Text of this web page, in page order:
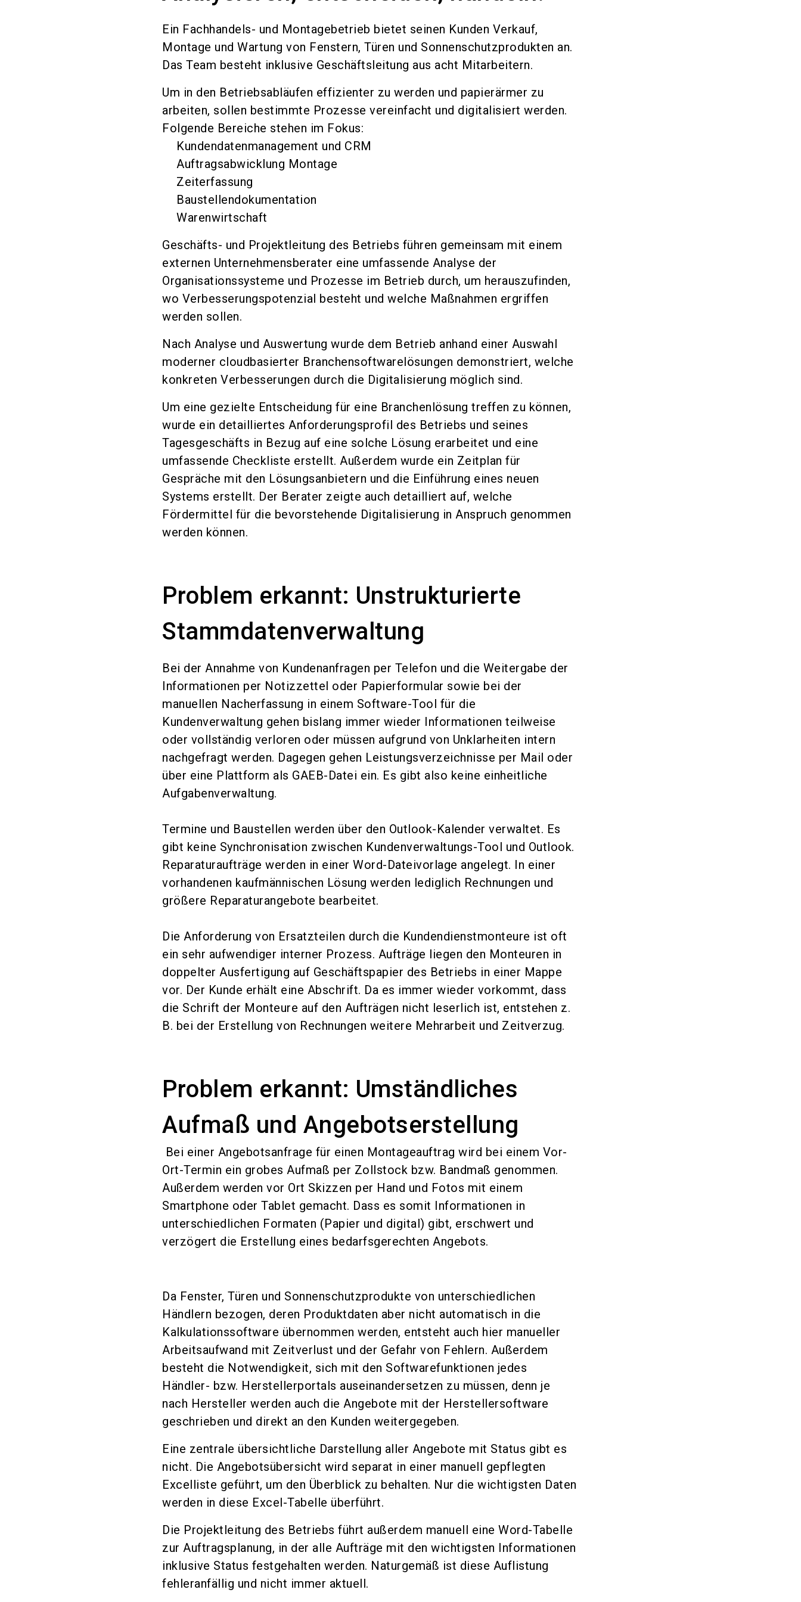
Ein Fachhandels- und Montagebetrieb bietet seinen Kunden Verkauf,
Montage und Wartung von Fenstern, Türen und Sonnenschutzprodukten an.
Das Team besteht inklusive Geschäftsleitung aus acht Mitarbeitern.
Um in den Betriebsabläufen effizienter zu werden und papierärmer zu
arbeiten, sollen bestimmte Prozesse vereinfacht und digitalisiert werden.
Folgende Bereiche stehen im Fokus:
Kundendatenmanagement und CRM
Auftragsabwicklung Montage
Zeiterfassung
Baustellendokumentation
Warenwirtschaft
Geschäfts- und Projektleitung des Betriebs führen gemeinsam mit einem
externen Unternehmensberater eine umfassende Analyse der
Organisationssysteme und Prozesse im Betrieb durch, um herauszufinden,
wo Verbesserungspotenzial besteht und welche Maßnahmen ergriffen
werden sollen.
Nach Analyse und Auswertung wurde dem Betrieb anhand einer Auswahl
moderner cloudbasierter Branchensoftwarelösungen demonstriert, welche
konkreten Verbesserungen durch die Digitalisierung möglich sind.
Um eine gezielte Entscheidung für eine Branchenlösung treffen zu können,
wurde ein detailliertes Anforderungsprofil des Betriebs und seines
Tagesgeschäfts in Bezug auf eine solche Lösung erarbeitet und eine
umfassende Checkliste erstellt. Außerdem wurde ein Zeitplan für
Gespräche mit den Lösungsanbietern und die Einführung eines neuen
Systems erstellt. Der Berater zeigte auch detailliert auf, welche
Fördermittel für die bevorstehende Digitalisierung in Anspruch genommen
werden können.
Problem erkannt: Unstrukturierte
Stammdatenverwaltung
Bei der Annahme von Kundenanfragen per Telefon und die Weitergabe der
Informationen per Notizzettel oder Papierformular sowie bei der
manuellen Nacherfassung in einem Software-Tool für die
Kundenverwaltung gehen bislang immer wieder Informationen teilweise
oder vollständig verloren oder müssen aufgrund von Unklarheiten intern
nachgefragt werden. Dagegen gehen Leistungsverzeichnisse per Mail oder
über eine Plattform als GAEB-Datei ein. Es gibt also keine einheitliche
Aufgabenverwaltung.
Termine und Baustellen werden über den Outlook-Kalender verwaltet. Es
gibt keine Synchronisation zwischen Kundenverwaltungs-Tool und Outlook.
Reparaturaufträge werden in einer Word-Dateivorlage angelegt. In einer
vorhandenen kaufmännischen Lösung werden lediglich Rechnungen und
größere Reparaturangebote bearbeitet.
Die Anforderung von Ersatzteilen durch die Kundendienstmonteure ist oft
ein sehr aufwendiger interner Prozess. Aufträge liegen den Monteuren in
doppelter Ausfertigung auf Geschäftspapier des Betriebs in einer Mappe
vor. Der Kunde erhält eine Abschrift. Da es immer wieder vorkommt, dass
die Schrift der Monteure auf den Aufträgen nicht leserlich ist, entstehen z.
B. bei der Erstellung von Rechnungen weitere Mehrarbeit und Zeitverzug.
Problem erkannt: Umständliches
Aufmaß und Angebotserstellung
Bei einer Angebotsanfrage für einen Montageauftrag wird bei einem Vor-
Ort-Termin ein grobes Aufmaß per Zollstock bzw. Bandmaß genommen.
Außerdem werden vor Ort Skizzen per Hand und Fotos mit einem
Smartphone oder Tablet gemacht. Dass es somit Informationen in
unterschiedlichen Formaten (Papier und digital) gibt, erschwert und
verzögert die Erstellung eines bedarfsgerechten Angebots.
Da Fenster, Türen und Sonnenschutzprodukte von unterschiedlichen
Händlern bezogen, deren Produktdaten aber nicht automatisch in die
Kalkulationssoftware übernommen werden, entsteht auch hier manueller
Arbeitsaufwand mit Zeitverlust und der Gefahr von Fehlern. Außerdem
besteht die Notwendigkeit, sich mit den Softwarefunktionen jedes
Händler- bzw. Herstellerportals auseinandersetzen zu müssen, denn je
nach Hersteller werden auch die Angebote mit der Herstellersoftware
geschrieben und direkt an den Kunden weitergegeben.
Eine zentrale übersichtliche Darstellung aller Angebote mit Status gibt es
nicht. Die Angebotsübersicht wird separat in einer manuell gepflegten
Excelliste geführt, um den Überblick zu behalten. Nur die wichtigsten Daten
werden in diese Excel-Tabelle überführt.
Die Projektleitung des Betriebs führt außerdem manuell eine Word-Tabelle
zur Auftragsplanung, in der alle Aufträge mit den wichtigsten Informationen
inklusive Status festgehalten werden. Naturgemäß ist diese Auflistung
fehleranfällig und nicht immer aktuell.